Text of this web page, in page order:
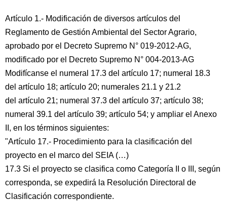
Artículo 1.- Modificación de diversos artículos del
Reglamento de Gestión Ambiental del Sector Agrario,
aprobado por el Decreto Supremo N° 019-2012-AG,
modificado por el Decreto Supremo N° 004-2013-AG
Modifícanse el numeral 17.3 del artículo 17; numeral 18.3
del artículo 18; artículo 20; numerales 21.1 y 21.2
del artículo 21; numeral 37.3 del artículo 37; artículo 38;
numeral 39.1 del artículo 39; artículo 54; y ampliar el Anexo
II, en los términos siguientes:
"Artículo 17.- Procedimiento para la clasificación del
proyecto en el marco del SEIA (…)
17.3 Si el proyecto se clasifica como Categoría II o III, según
corresponda, se expedirá la Resolución Directoral de
Clasificación correspondiente.